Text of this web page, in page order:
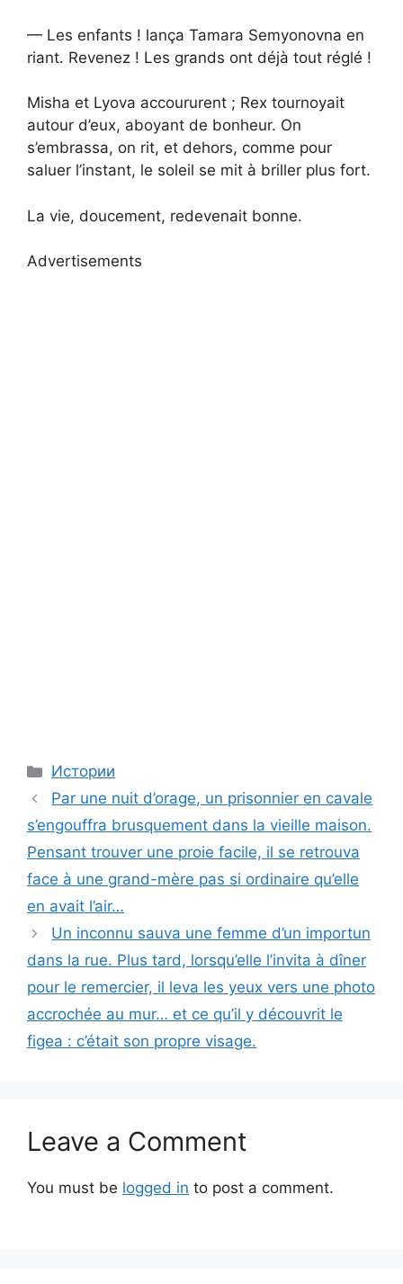
— Les enfants ! lança Tamara Semyonovna en
riant. Revenez ! Les grands ont déjà tout réglé !
Misha et Lyova accoururent ; Rex tournoyait
autour d’eux, aboyant de bonheur. On
s’embrassa, on rit, et dehors, comme pour
saluer l’instant, le soleil se mit à briller plus fort.
La vie, doucement, redevenait bonne.
Advertisements
Categories
Истории
Par une nuit d’orage, un prisonnier en cavale
s’engouffra brusquement dans la vieille maison.
Pensant trouver une proie facile, il se retrouva
face à une grand-mère pas si ordinaire qu’elle
en avait l’air…
Un inconnu sauva une femme d’un importun
dans la rue. Plus tard, lorsqu’elle l’invita à dîner
pour le remercier, il leva les yeux vers une photo
accrochée au mur… et ce qu’il y découvrit le
figea : c’était son propre visage.
Leave a Comment
You must be logged in to post a comment.